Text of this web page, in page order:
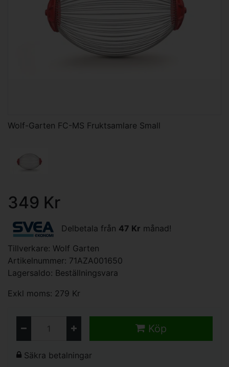
Wolf-Garten FC-MS Fruktsamlare Small
349 Kr
Delbetala från 47 Kr månad!
Tillverkare: Wolf Garten
Artikelnummer: 71AZA001650
Lagersaldo: Beställningsvara
Exkl moms: 279 Kr
Köp
Säkra betalningar